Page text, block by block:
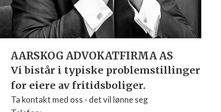
AARSKOG ADVOKATFIRMA AS
Vi bistår i typiske problemstillinger
for eiere av fritidsboliger.